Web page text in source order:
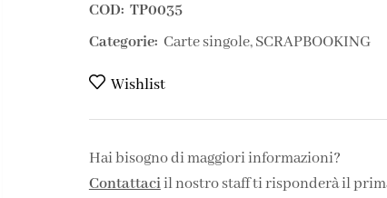
COD: TP0035
Categorie: Carte singole,SCRAPBOOKING
Wishlist
Hai bisogno di maggiori informazioni?
Contattaciil nostro staff ti risponderà il